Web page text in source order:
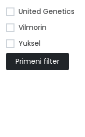
United Genetics
Vilmorin
Yuksel
Primeni filter